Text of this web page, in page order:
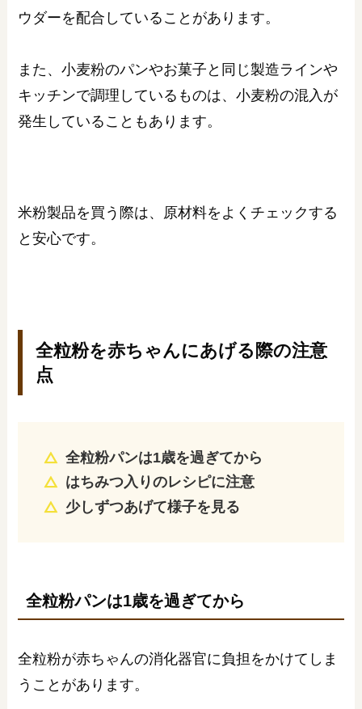
ウダーを配合していることがあります。
また、小麦粉のパンやお菓子と同じ製造ラインや
キッチンで調理しているものは、小麦粉の混入が
発生していることもあります。
米粉製品を買う際は、原材料をよくチェックする
と安心です。
全粒粉を赤ちゃんにあげる際の注意
点
全粒粉パンは1歳を過ぎてから
はちみつ入りのレシピに注意
少しずつあげて様子を見る
全粒粉パンは1歳を過ぎてから
全粒粉が赤ちゃんの消化器官に負担をかけてしま
うことがあります。